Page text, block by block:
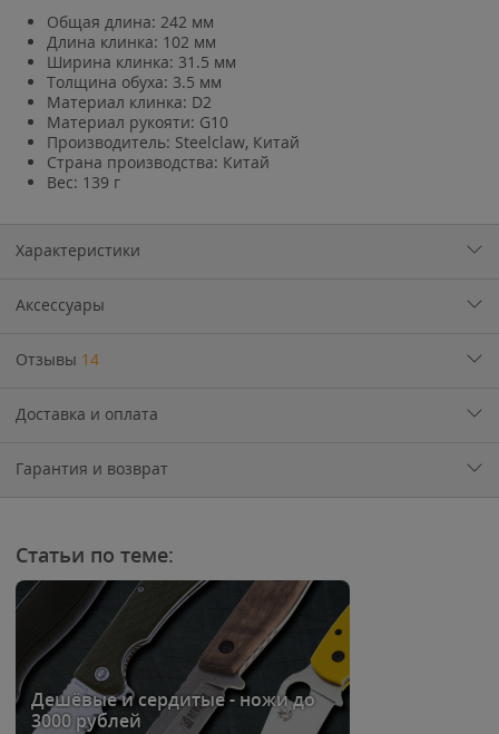
Общая длина: 242 мм
Длина клинка: 102 мм
Ширина клинка: 31.5 мм
Толщина обуха: 3.5 мм
Материал клинка: D2
Материал рукояти: G10
Производитель: Steelclaw, Китай
Страна производства: Китай
Вес: 139 г
Характеристики
Аксессуары
Отзывы 14
Доставка и оплата
Гарантия и возврат
Статьи по теме:
Дешёвые и сердитые - ножи до
3000 рублей